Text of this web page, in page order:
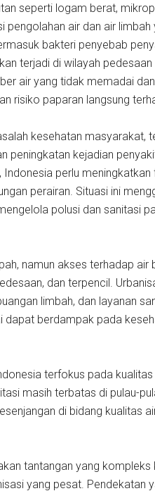
seperti logam berat,
pengolahan air dan air
bakteri penyebab
terjadi di wilayah
air yang tidak memadai
risiko paparan langsung
kesehatan masyarakat,
peningkatan kejadian
perlu
perairan. Situasi ini
polusi dan sanitasi
namun akses terhadap air
dan terpencil.
limbah, dan layanan
dapat berdampak pada
terfokus pada
masih terbatas di pulau-
di bidang kualitas
tantangan yang
yang pesat. Pendekatan